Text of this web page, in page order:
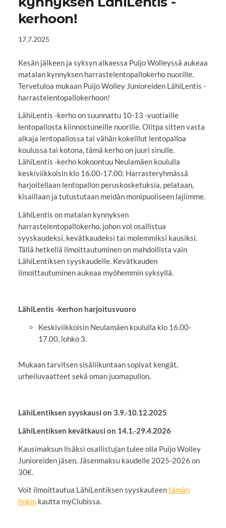
kerhoon!
17.7.2025
Kesän jälkeen ja syksyn alkaessa Puijo Wolleyssä aukeaa
matalan kynnyksen harrastelentopallokerho nuorille.
Tervetuloa mukaan Puijo Wolley Junioreiden LähiLentis -
harrastelentopallokerhoon!
LähiLentis -kerho on suunnattu 10-13 -vuotiaille
lentopallosta kiinnostuneille nuorille. Olitpa sitten vasta
alkaja lentopallossa tai vähän kokeillut lentopalloa
koulussa tai kotona, tämä kerho on juuri sinulle.
LähiLentis -kerho kokoontuu Neulamäen koululla
keskiviikkoisin klo 16.00-17.00. Harrasteryhmässä
harjoitellaan lentopallon peruskosketuksia, pelataan,
kisaillaan ja tutustutaan meidän monipuoliseen lajiimme.
LähiLentis on matalan kynnyksen
harrastelentopallokerho, johon voi osallistua
syyskaudeksi, kevätkaudeksi tai molemmiksi kausiksi.
Tällä hetkellä ilmoittautuminen on mahdollista vain
LähiLentiksen syyskaudelle. Kevätkauden
ilmoittautuminen aukeaa myöhemmin syksyllä.
LähiLentis -kerhon harjoitusvuoro
Keskiviikkoisin Neulamäen koululla klo 16.00-
17.00, lohko 3.
Mukaan tarvitsen sisäliikuntaan sopivat kengät,
urheiluvaatteet sekä oman juomapullon.
LähiLentiksen syyskausi on 3.9.-10.12.2025
LähiLentiksen kevätkausi on 14.1.-29.4.2026
Kausimaksun lisäksi osallistujan tulee olla Puijo Wolley
Junioreiden jäsen. Jäsenmaksu kaudelle 2025-2026 on
30€.
Voit ilmoittautua LähiLentiksen syyskauteentämän
linkinkautta myClubissa.